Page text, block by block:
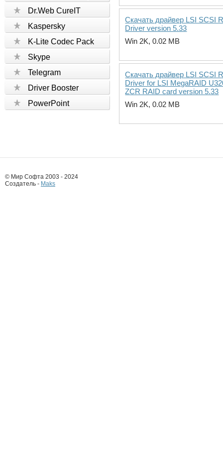
Dr.Web CureIT
Kaspersky
K-Lite Codec Pack
Skype
Telegram
Driver Booster
PowerPoint
Скачать драйвер LSI SCSI
Driver version 5.33
Win 2K, 0.02 MB
Скачать драйвер LSI SCSI
Driver for LSI MegaRAID
ZCR RAID card version 5.33
Win 2K, 0.02 MB
© Мир Софта 2003 - 2024
Создатель - Maks